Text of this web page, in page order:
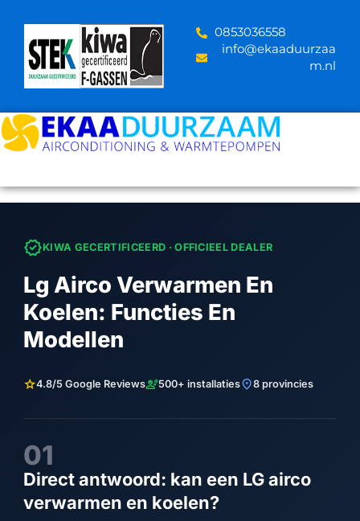
content
‪0853036558
info@ekaaduurzaa
m.nl
verifiedKIWA GECERTIFICEERD · OFFICIEEL DEALER
Lg Airco Verwarmen En
Koelen: Functies En
Modellen
star4.8/5 Google Reviewsengineering500+ installatieslocation_on8 provincies
01
Direct antwoord: kan een LG airco
verwarmen en koelen?